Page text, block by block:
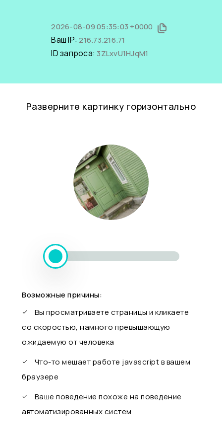
2026-08-09 05:35:03 +0000
Ваш IP:216.73.216.71
ID запроса: 3ZLxvU1HJqM1
Разверните картинку горизонтально
Возможные причины:
Вы просматриваете страницы и кликаете
со скоростью, намного превышающую
ожидаемую от человека
Что-то мешает работе javascript в вашем
браузере
Ваше поведение похоже на поведение
автоматизированных систем